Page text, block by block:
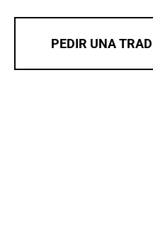
PEDIR UNA